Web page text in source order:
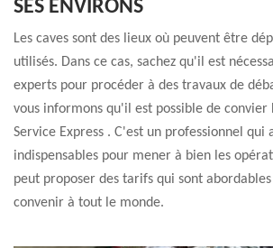
SES ENVIRONS
Les caves sont des lieux où peuvent être
utilisés. Dans ce cas, sachez qu'il est
experts pour procéder à des travaux de
vous informons qu'il est possible de convier
Service Express . C'est un professionnel qui
indispensables pour mener à bien les
peut proposer des tarifs qui sont
convenir à tout le monde.